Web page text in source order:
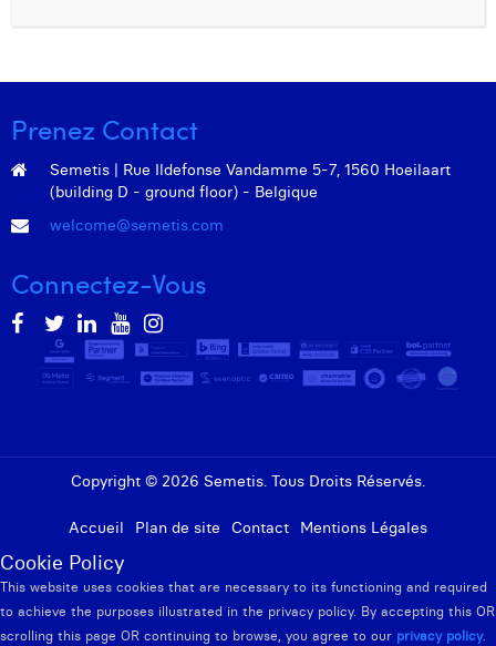
Prenez Contact
Semetis | Rue Ildefonse Vandamme 5-7, 1560 Hoeilaart
(building D - ground floor) - Belgique
welcome@semetis.com
Connectez-Vous
Copyright © 2026 Semetis. Tous Droits Réservés.
Accueil Plan de site Contact Mentions Légales
Cookie Policy
This website uses cookies that are necessary to its functioning and required
to achieve the purposes illustrated in the privacy policy. By accepting this OR
scrolling this page OR continuing to browse, you agree to our privacy policy.